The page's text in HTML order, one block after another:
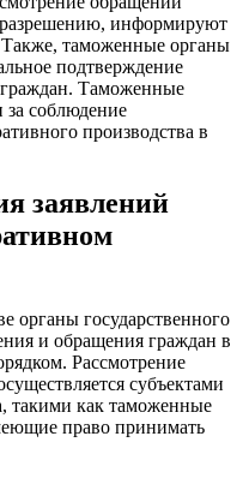
информируют
Также, таможенные органы
подтверждение
Таможенные
за соблюдение
производства в
заявлений
органы государственного
и обращения граждан в
Рассмотрение
субъектами
такими как таможенные
право принимать